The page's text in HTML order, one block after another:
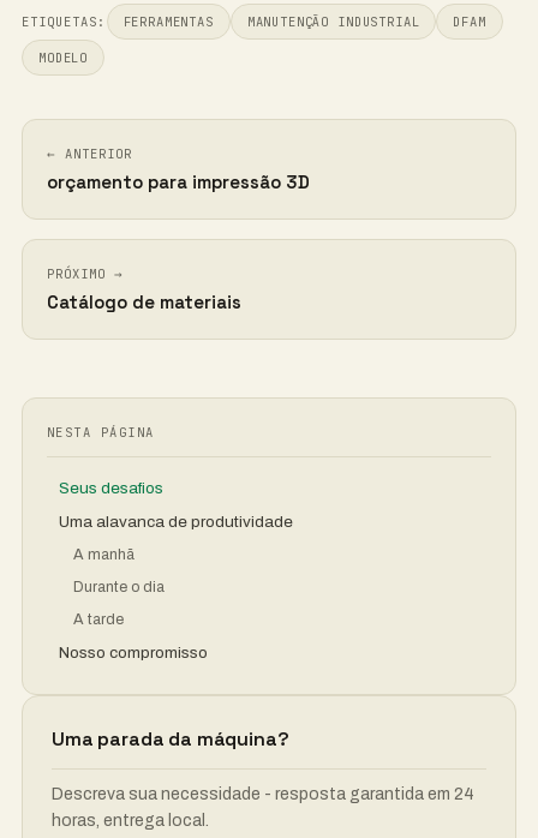
ETIQUETAS: FERRAMENTAS MANUTENÇÃO INDUSTRIAL DFAM
MODELO
← ANTERIOR
orçamento para impressão 3D
PRÓXIMO →
Catálogo de materiais
NESTA PÁGINA
Seus desafios
Uma alavanca de produtividade
A manhã
Durante o dia
A tarde
Nosso compromisso
Uma parada da máquina?
Descreva sua necessidade - resposta garantida em 24
horas, entrega local.